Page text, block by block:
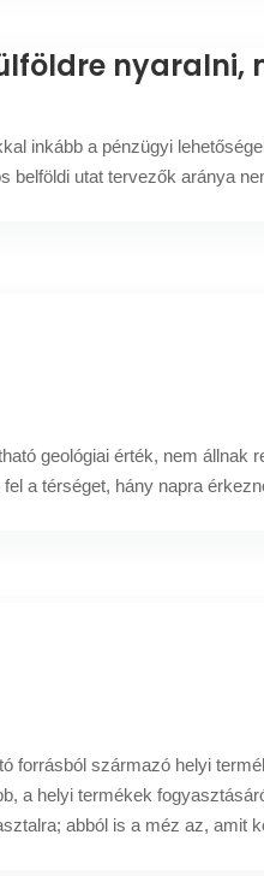
inkább a pénzügyi
belföldi utat tervezők aránya
geológiai érték, nem állnak
a térséget, hány napra
forrásból származó helyi
a helyi termékek
abból is a méz az, amit